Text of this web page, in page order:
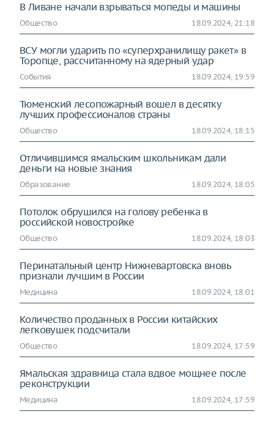
В Ливане начали взрываться мопеды и машины
Общество 18.09.2024, 21:18
ВСУ могли ударить по «суперхранилищу ракет» в
Торопце, рассчитанному на ядерный удар
События 18.09.2024, 19:59
Тюменский лесопожарный вошел в десятку
лучших профессионалов страны
Общество 18.09.2024, 18:15
Отличившимся ямальским школьникам дали
деньги на новые знания
Образование 18.09.2024, 18:05
Потолок обрушился на голову ребенка в
российской новостройке
Общество 18.09.2024, 18:03
Перинатальный центр Нижневартовска вновь
признали лучшим в России
Медицина 18.09.2024, 18:01
Количество проданных в России китайских
легковушек подсчитали
Общество 18.09.2024, 17:59
Ямальская здравница стала вдвое мощнее после
реконструкции
Медицина 18.09.2024, 17:59